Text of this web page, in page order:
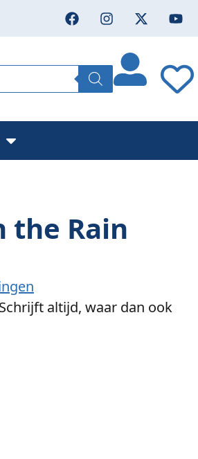
the Rain
Schrijft altijd, waar dan ook